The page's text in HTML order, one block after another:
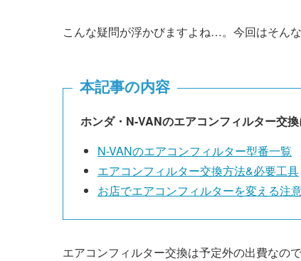
こんな疑問が浮かびますよね…。今回はそんな
本記事の内容
ホンダ・ N-VANのエアコンフィルター交
N-VANのエアコンフィルター型番一覧
エアコンフィルター交換方法&必要工具
お店でエアコンフィルターを変える注
エアコンフィルター交換は予定外の出費なの